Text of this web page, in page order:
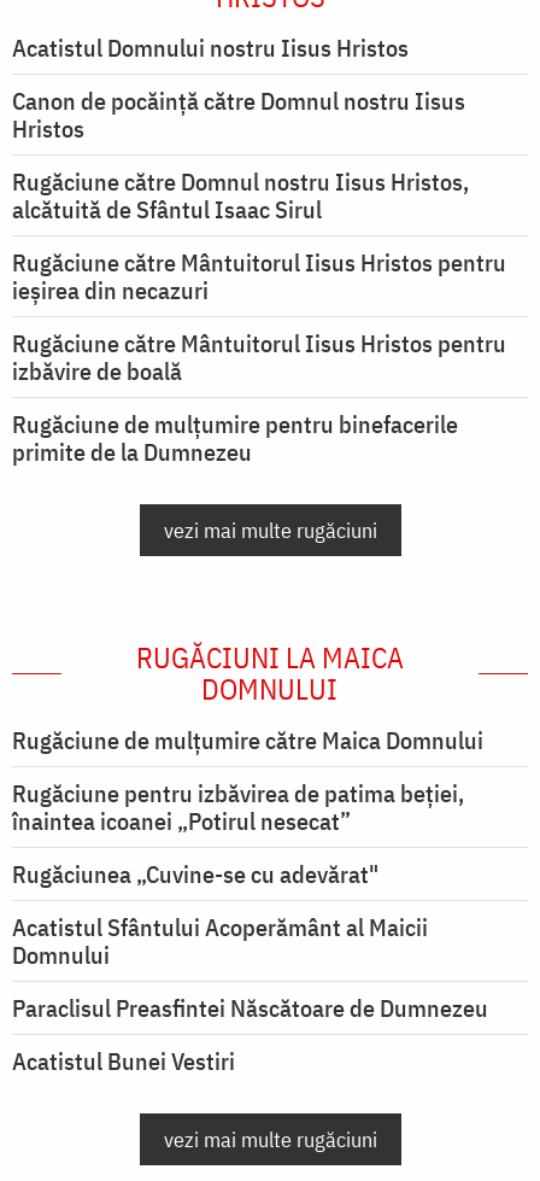
Acatistul Domnului nostru Iisus Hristos
Canon de pocăință către Domnul nostru Iisus
Hristos
Rugăciune către Domnul nostru Iisus Hristos,
alcătuită de Sfântul Isaac Sirul
Rugăciune către Mântuitorul Iisus Hristos pentru
ieşirea din necazuri
Rugăciune către Mântuitorul Iisus Hristos pentru
izbăvire de boală
Rugăciune de mulțumire pentru binefacerile
primite de la Dumnezeu
vezi mai multe rugăciuni
RUGĂCIUNI LA MAICA
DOMNULUI
Rugăciune de mulţumire către Maica Domnului
Rugăciune pentru izbăvirea de patima beției,
înaintea icoanei „Potirul nesecat”
Rugăciunea „Cuvine-se cu adevărat"
Acatistul Sfântului Acoperământ al Maicii
Domnului
Paraclisul Preasfintei Născătoare de Dumnezeu
Acatistul Bunei Vestiri
vezi mai multe rugăciuni